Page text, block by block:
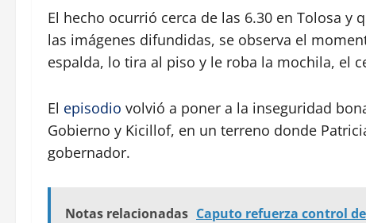
El hecho ocurrió cerca de las 6.30 en Tolosa y
las imágenes difundidas, se observa el
espalda, lo tira al piso y le roba la mochila, el
El episodio volvió a poner a la inseguridad
Gobierno y Kicillof, en un terreno donde
gobernador.
Notas relacionadas Caputo refuerza control